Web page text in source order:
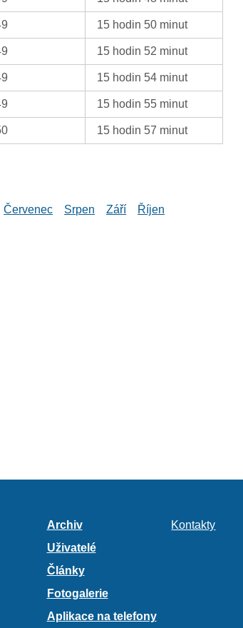
15 hodin 50 minut
15 hodin 52 minut
15 hodin 54 minut
15 hodin 55 minut
15 hodin 57 minut
Červenec Srpen Září
Říjen
Archiv
Uživatelé
Články
Fotogalerie
Aplikace na telefony
Kontakty